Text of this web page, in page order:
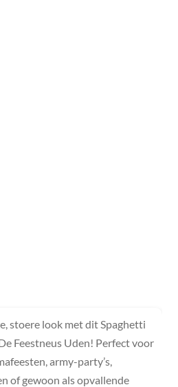
stoere look met dit Spaghetti
Feestneus Uden! Perfect voor
army-party’s,
of gewoon als opvallende